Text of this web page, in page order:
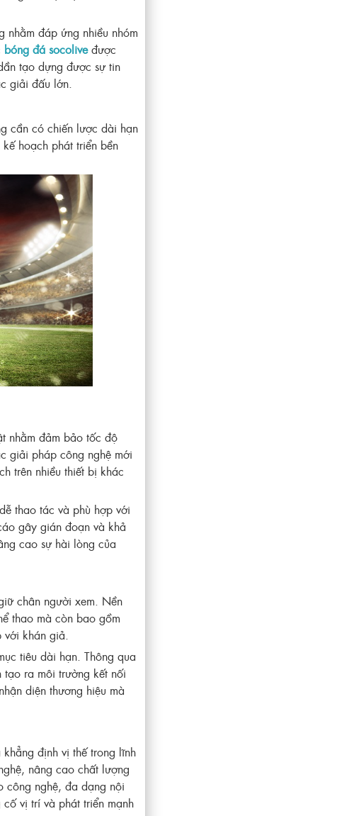
nhằm đáp ứng nhiều nhóm
bóng đá socoliveđược
tạo dựng được sự tin
giải đấu lớn.
cần có chiến lược dài hạn
hoạch phát triển bền
nhằm đảm bảo tốc độ
giải pháp công nghệ mới
trên nhiều thiết bị khác
thao tác và phù hợp với
gây gián đoạn và khả
cao sự hài lòng của
chân người xem. Nền
thao mà còn bao gồm
với khán giả.
tiêu dài hạn. Thông qua
ra môi trường kết nối
diện thương hiệu mà
định vị thế trong lĩnh
nâng cao chất lượng
công nghệ, đa dạng nội
vị trí và phát triển mạnh